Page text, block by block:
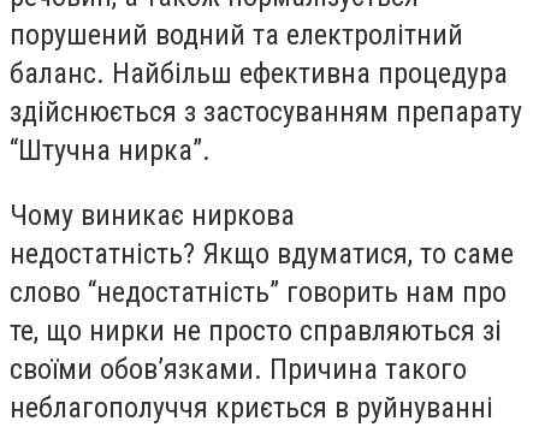
порушений водний та електролітний
баланс. Найбільш ефективна процедура
здійснюється з застосуванням препарату
“Штучна нирка”.
Чому виникає ниркова
недостатність? Якщо вдуматися, то саме
слово “недостатність” говорить нам про
те, що нирки не просто справляються зі
своїми обов’язками. Причина такого
неблагополуччя криється в руйнуванні